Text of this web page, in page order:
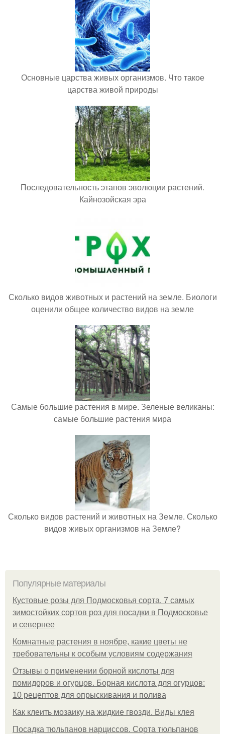
Основные царства живых организмов. Что такое
царства живой природы
Последовательность этапов эволюции растений.
Кайнозойская эра
Сколько видов животных и растений на земле. Биологи
оценили общее количество видов на земле
Самые большие растения в мире. Зеленые великаны:
самые большие растения мира
Сколько видов растений и животных на Земле. Сколько
видов живых организмов на Земле?
Популярные материалы
Кустовые розы для Подмосковья сорта. 7 самых
зимостойких сортов роз для посадки в Подмосковье
и севернее
Комнатные растения в ноябре, какие цветы не
требовательны к особым условиям содержания
Отзывы о применении борной кислоты для
помидоров и огурцов. Борная кислота для огурцов:
10 рецептов для опрыскивания и полива
Как клеить мозаику на жидкие гвозди. Виды клея
Посадка тюльпанов нарциссов. Сорта тюльпанов